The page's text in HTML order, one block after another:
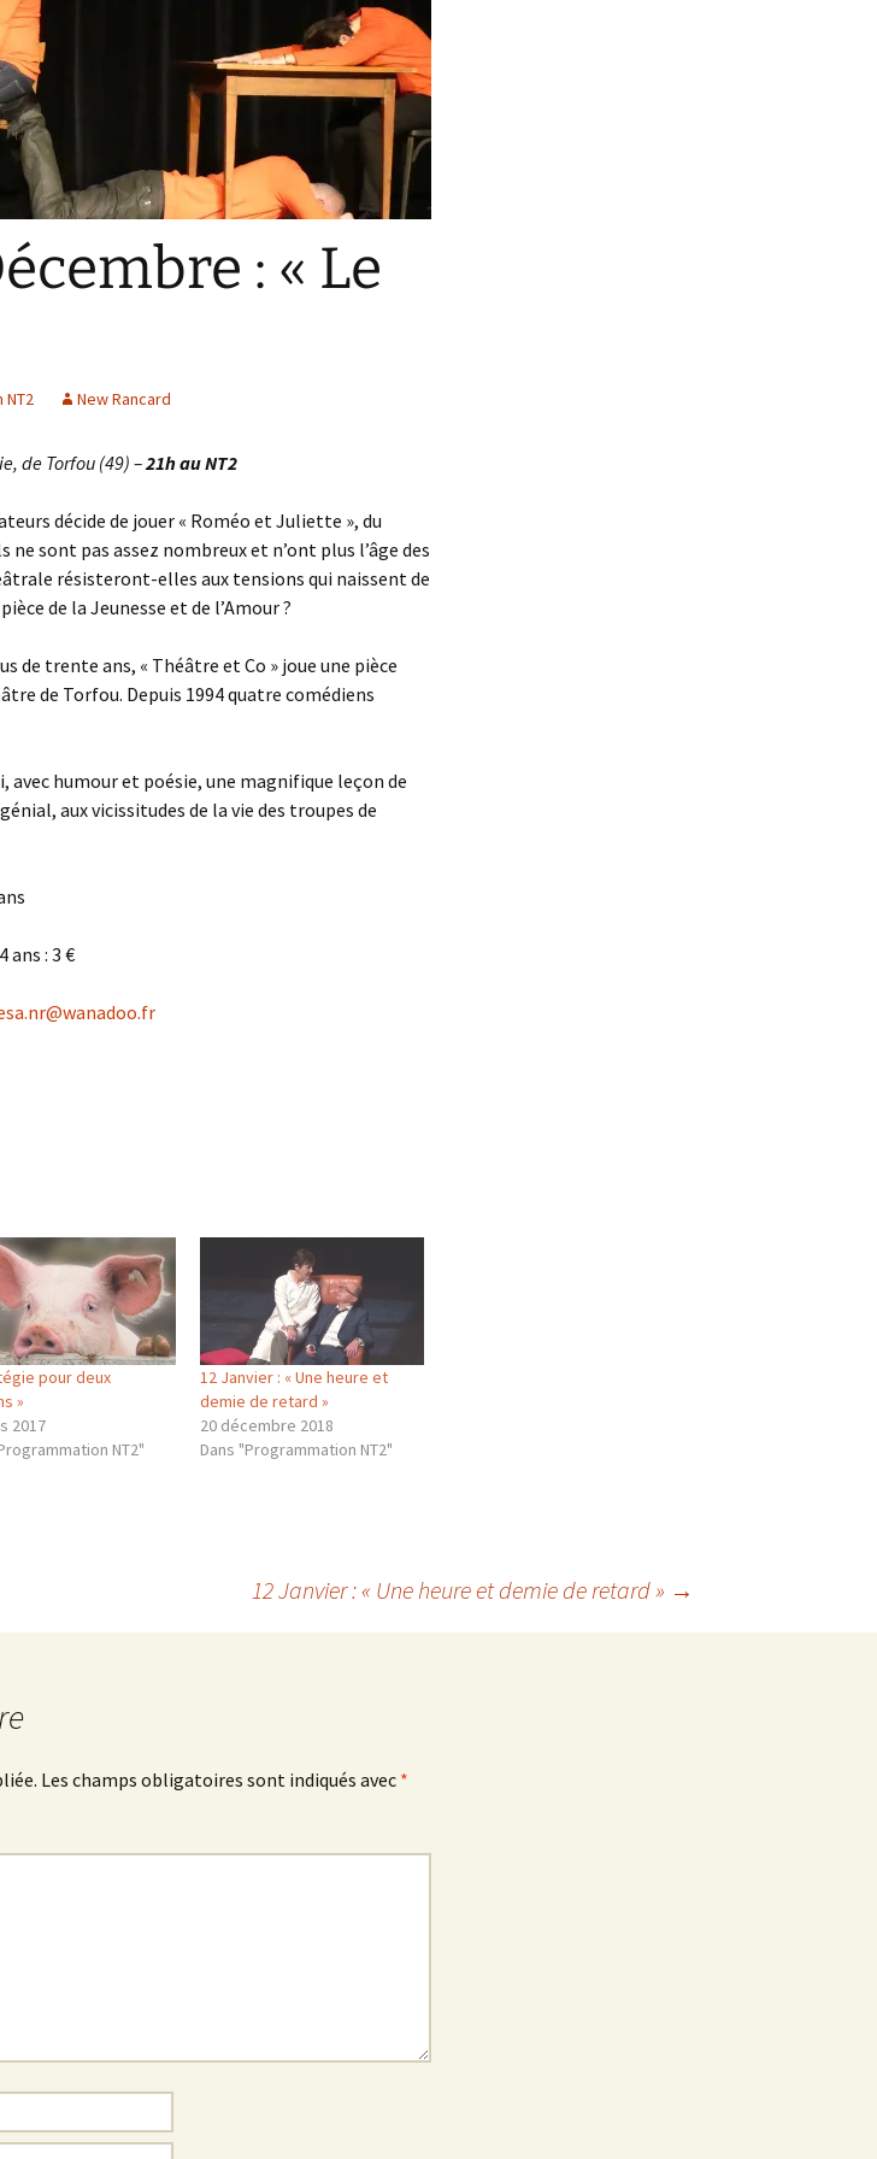
: « Le
NT2 New Rancard
de Torfou (49) –21h au NT2
décide de jouer « Roméo et Juliette », du
sont pas assez nombreux et n’ont plus l’âge des
résisteront-elles aux tensions qui naissent de
de la Jeunesse et de l’Amour ?
de trente ans, « Théâtre et Co » joue une pièce
de Torfou. Depuis 1994 quatre comédiens
avec humour et poésie, une magnifique leçon de
aux vicissitudes de la vie des troupes de
ans : 3 €
pour deux
»
2017
NT2"
12 Janvier : « Une heure et
demie de retard »
20 décembre 2018
Dans "Programmation NT2"
12 Janvier : « Une heure et demie de retard » →
Les champs obligatoires sont indiqués avec *